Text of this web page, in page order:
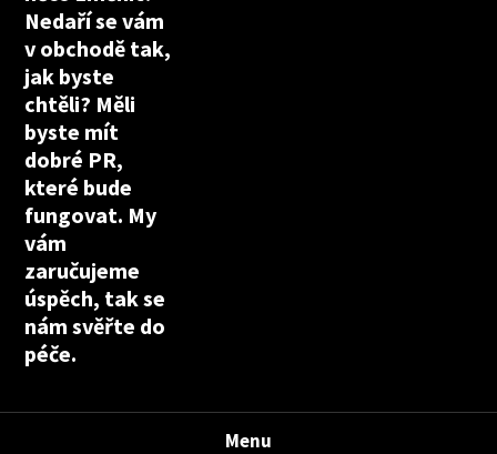
Nedaří se vám
v obchodě tak,
jak byste
chtěli? Měli
byste mít
dobré PR,
které bude
fungovat. My
vám
zaručujeme
úspěch, tak se
nám svěřte do
péče.
Menu